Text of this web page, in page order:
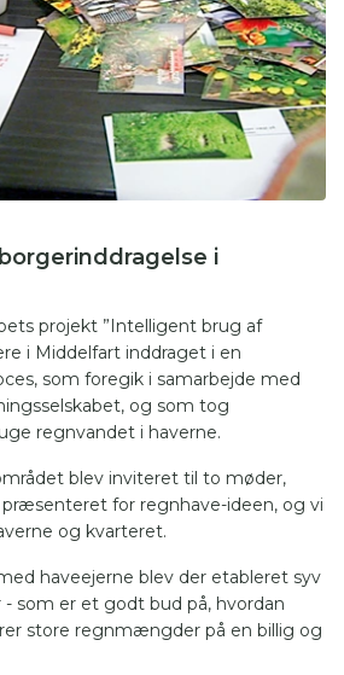
i
projekt ”Intelligent brug af
i Middelfart inddraget i en
som foregik i samarbejde med
og som tog
regnvandet i haverne.
blev inviteret til to møder,
for regnhave-ideen, og vi
og kvarteret.
haveejerne blev der etableret syv
som er et godt bud på, hvordan
store regnmængder på en billig og